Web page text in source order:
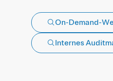
On-Demand-
Internes